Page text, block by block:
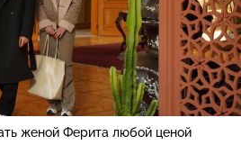
женой Ферита любой ценой